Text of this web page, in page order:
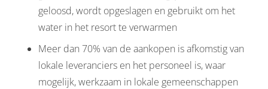
geloosd, wordt opgeslagen en gebruikt om het
water in het resort te verwarmen
Meer dan 70% van de aankopen is afkomstig van
lokale leveranciers en het personeel is, waar
mogelijk, werkzaam in lokale gemeenschappen